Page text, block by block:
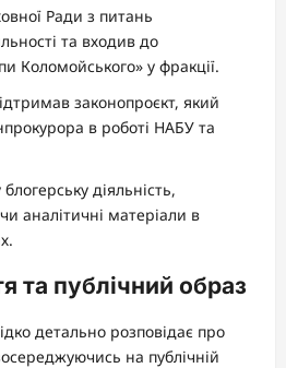
Ради з питань
та входив до
Коломойського» у фракції.
законопроєкт, який
в роботі НАБУ та
діяльність,
аналітичні матеріали в
та публічний образ
детально розповідає про
на публічній